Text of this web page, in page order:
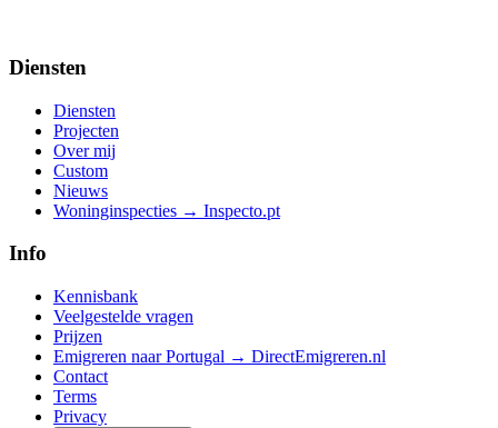
Diensten
Diensten
Projecten
Over mij
Custom
Nieuws
Woninginspecties → Inspecto.pt
Info
Kennisbank
Veelgestelde vragen
Prijzen
Emigreren naar Portugal → DirectEmigreren.nl
Contact
Terms
Privacy